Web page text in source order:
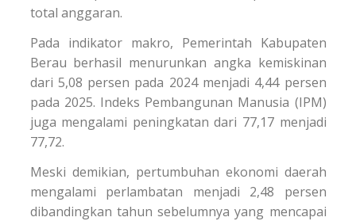
total anggaran.
Pada indikator makro, Pemerintah Kabupaten
Berau berhasil menurunkan angka kemiskinan
dari 5,08 persen pada 2024 menjadi 4,44 persen
pada 2025. Indeks Pembangunan Manusia (IPM)
juga mengalami peningkatan dari 77,17 menjadi
77,72.
Meski demikian, pertumbuhan ekonomi daerah
mengalami perlambatan menjadi 2,48 persen
dibandingkan tahun sebelumnya yang mencapai